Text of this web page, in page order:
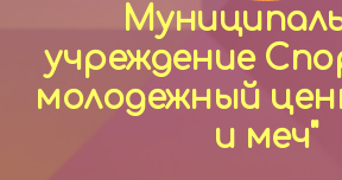
учреждение
молодежный
и меч"